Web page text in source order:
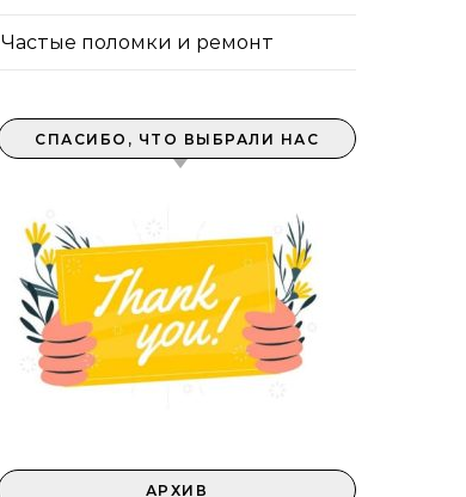
Частые поломки и ремонт
СПАСИБО, ЧТО ВЫБРАЛИ НАС
АРХИВ